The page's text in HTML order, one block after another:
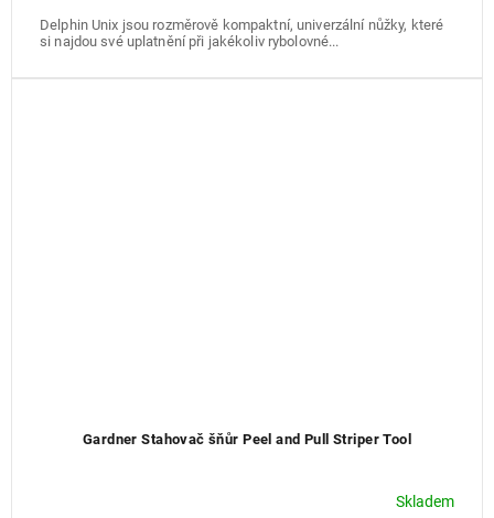
Delphin Unix jsou rozměrově kompaktní, univerzální nůžky, které
si najdou své uplatnění při jakékoliv rybolovné...
Gardner Stahovač šňůr Peel and Pull Striper Tool
Skladem